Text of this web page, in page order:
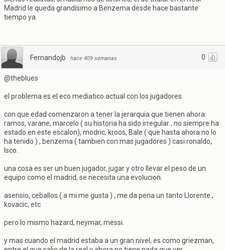
Madrid le queda grandísimo a Benzema desde hace bastante
tiempo ya.
0
Fernandojb · hace 409 semanas
@theblues
el problema es el eco mediatico actual con los jugadores.
con que edad comenzaron a tener la jerarquia que tienen ahora:
ramos, varane, marcelo ( su historia ha sido irregular , no siempre ha
estado en este escalon), modric, kroos, Bale ( que hasta ahora no lo
ha tenido ) , benzema ( tambien con mas jugadores ) casi ronaldo,
Isco.
una cosa es ser un buen jugador, jugar y otro llevar el peso de un
equipo como el madrid, se necesita una evolucion.
asensio, ceballos ( a mi me gusta ) , me da pena un tanto Llorente ,
kovacic, etc
pero lo mismo hazard, neymar, messi.
y mas cuando el madrid estaba a un gran nivel, es como griezman,